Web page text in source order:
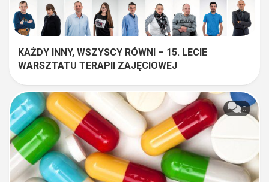
KAŻDY INNY, WSZYSCY RÓWNI – 15. LECIE
WARSZTATU TERAPII ZAJĘCIOWEJ
0